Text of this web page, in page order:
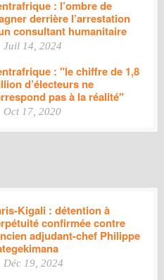
: l’ombre de
derrière l’arrestation
consultant humanitaire
Juil 14, 2024
: "le chiffre de 1,8
d’électeurs ne
pas à la réalité"
Oct 17, 2020
Kigali : détention à
confirmée contre
adjudant-chef Philippe
Déc 19, 2024